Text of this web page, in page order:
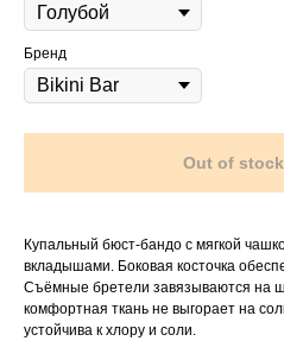
Бренд
Out of stock
Купальный бюст-бандо с мягкой
вкладышами. Боковая косточка
Съёмные бретели завязываются на
комфортная ткань не выгорает на
устойчива к хлору и соли.